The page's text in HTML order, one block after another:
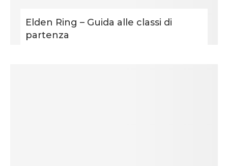
Elden Ring – Guida alle classi di
partenza